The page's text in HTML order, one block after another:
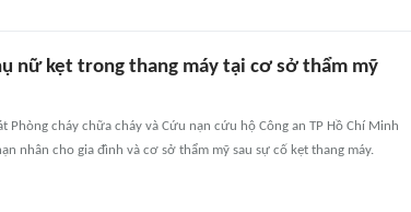
nữ kẹt trong thang máy tại cơ sở thẩm mỹ
Phòng cháy chữa cháy và Cứu nạn cứu hộ Công an TP Hồ Chí Minh
nhân cho gia đình và cơ sở thẩm mỹ sau sự cố kẹt thang máy.